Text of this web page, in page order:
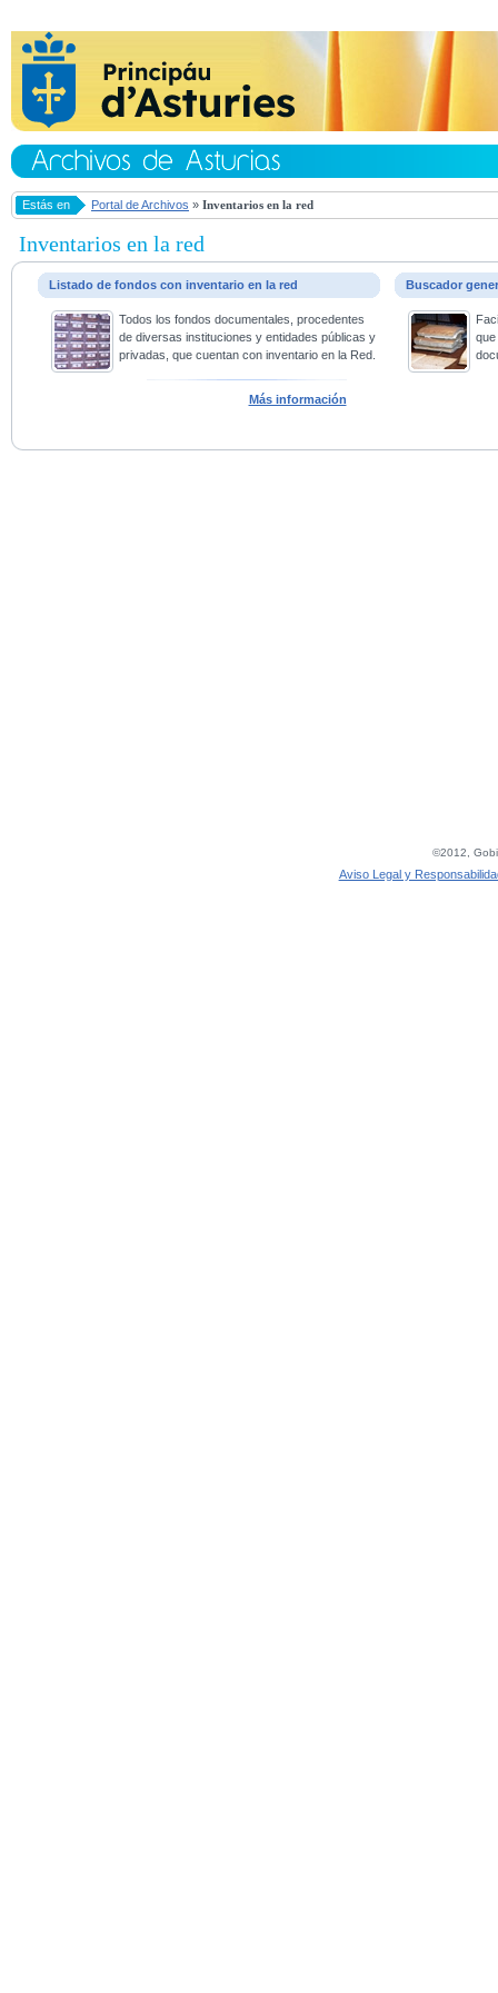
Estás en Portal de Archivos » Inventarios en la red
Inventarios en la red
Listado de fondos con inventario en la red
Todos los fondos documentales, procedentes
de diversas instituciones y entidades públicas y
privadas, que cuentan con inventario en la Red.
Más información
Buscador
©2012,
Aviso Legal y